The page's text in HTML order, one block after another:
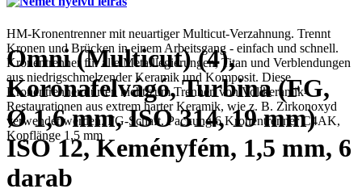
HM-Kronentrenner mit neuartiger Multicut-Verzahnung. Trennt
Kronen und Brücken in einem Arbeitsgang - einfach und schnell.
Kronentrenner für alle Metalllegierungen, Titan und Verblendungen
aus niedrigschmelzender Keramik und Komposit. Diese
Kronentrenner dürfen nicht zum Trennen von Vollkeramik-
Restaurationen aus extrem harter Keramik, wie z. B. Zirkonoxyd
verwendet werden. FG-Schaft. Packung 6 Kronentrenner C4AK,
Kopflänge 1,5 mm
Omni (Multicut) (4),
Koronafelvágó, Turbina (FG,
Ø 1,6 mm, ISO 314, 19 mm)
ISO 12, Keményfém, 1,5 mm, 6
darab